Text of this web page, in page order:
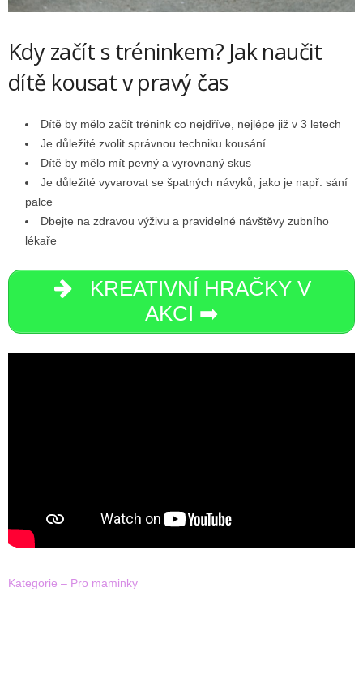
Kdy začít s tréninkem? Jak naučit
dítě kousat v pravý čas
Dítě by mělo začít trénink co nejdříve, nejlépe již v 3 letech
Je důležité zvolit správnou techniku kousání
Dítě by mělo mít pevný a vyrovnaný skus
Je důležité vyvarovat se špatných návyků, jako je např. sání
palce
Dbejte na zdravou výživu a pravidelné návštěvy zubního
lékaře
KREATIVNÍ HRAČKY V
AKCI ➡️
Kategorie – Pro maminky